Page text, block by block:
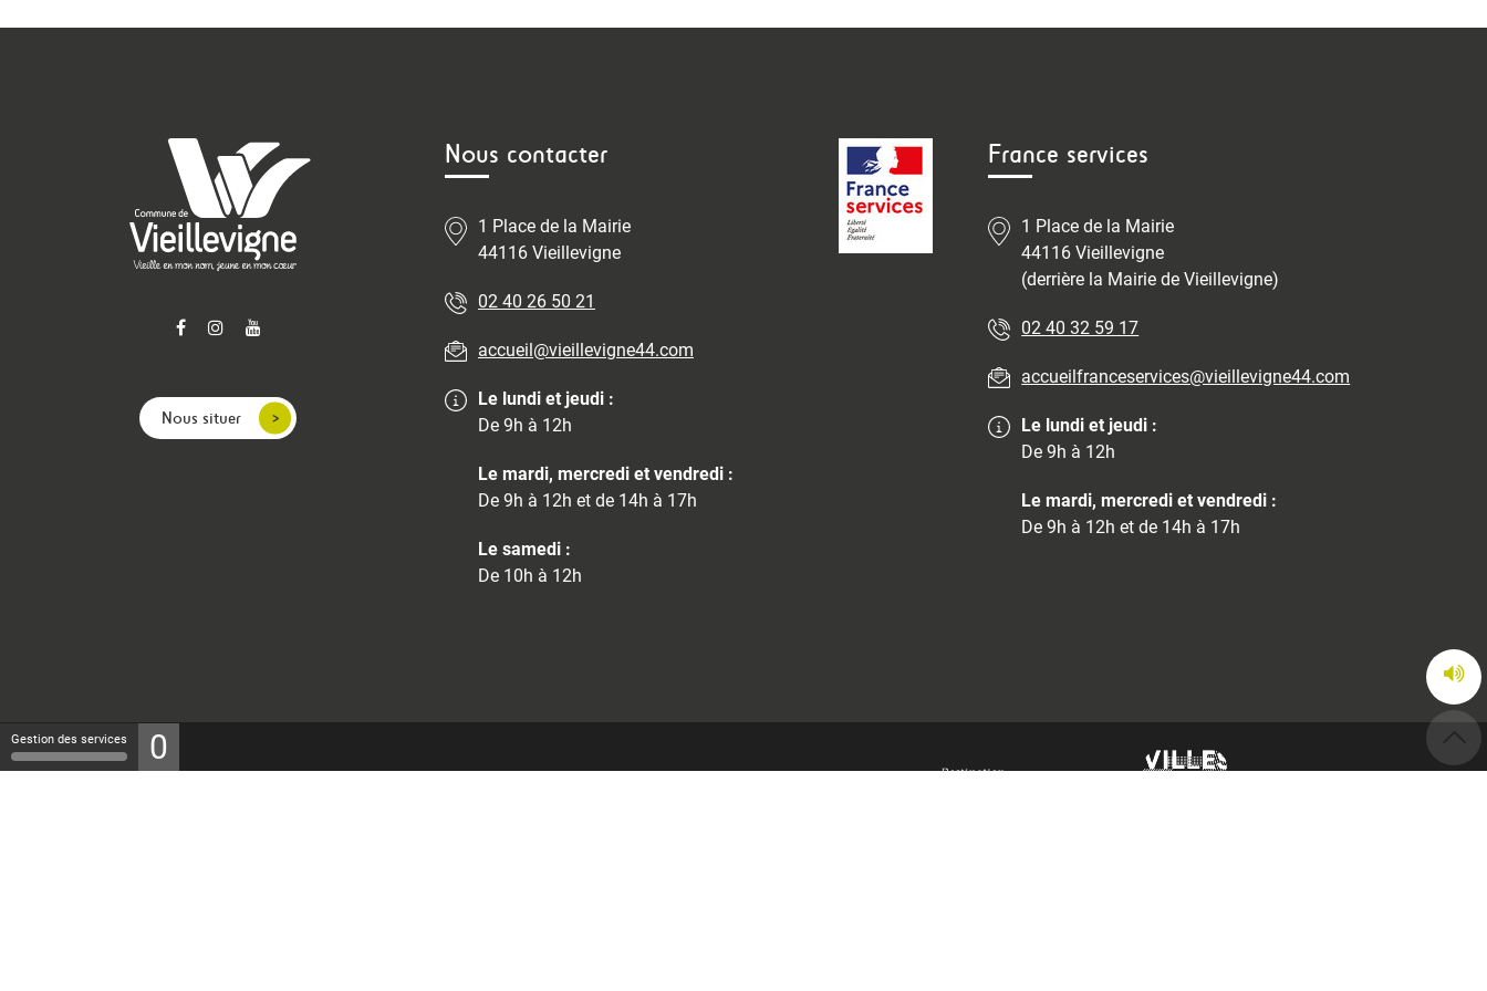
Nous situer
Nous contacter
1 Place de la Mairie
44116 Vieillevigne
02 40 26 50 21
accueil@vieillevigne44.com
Le lundi et jeudi :
De 9h à 12h
Le mardi, mercredi et vendredi :
De 9h à 12h et de 14h à 17h
Le samedi :
De 10h à 12h
France services
1 Place de la Mairie
44116 Vieillevigne
(derrière la Mairie de Vieillevigne)
02 40 32 59 17
accueilfranceservices@vieillevigne44.com
Le lundi et jeudi :
De 9h à 12h
Le mardi, mercredi et vendredi :
De 9h à 12h et de 14h à 17h
Gestion des services 0